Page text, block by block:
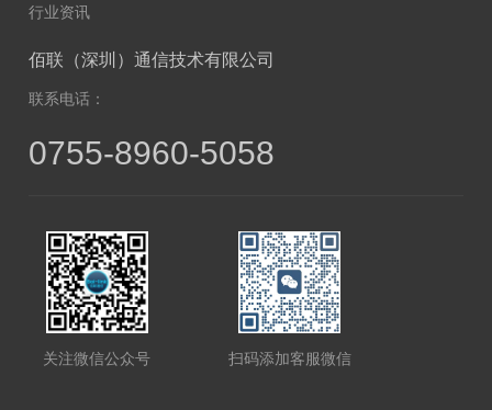
行业资讯
佰联（深圳）通信技术有限公司
联系电话：
0755-8960-5058
关注微信公众号 扫码添加客服微信